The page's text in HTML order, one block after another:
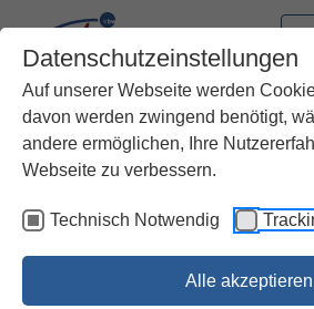
Datenschutzeinstellungen
Auf unserer Webseite werden
davon werden zwingend benötigt,
andere ermöglichen, Ihre
Webseite zu verbessern.
Technisch Notwendig
Alle akzeptieren
Weihnachtstitel für
Dr. Reinhard Abeln u.a.